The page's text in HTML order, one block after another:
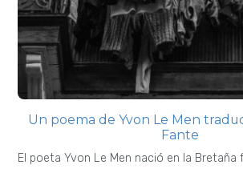
Un poema de Yvon Le Men
Fante
El poeta Yvon Le Men nació en la Bretaña